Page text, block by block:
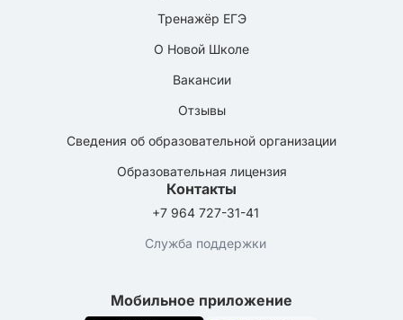
Тренажёр ЕГЭ
О Новой Школе
Вакансии
Отзывы
Сведения об образовательной организации
Образовательная лицензия
Контакты
+7 964 727-31-41
Служба поддержки
Мобильное приложение